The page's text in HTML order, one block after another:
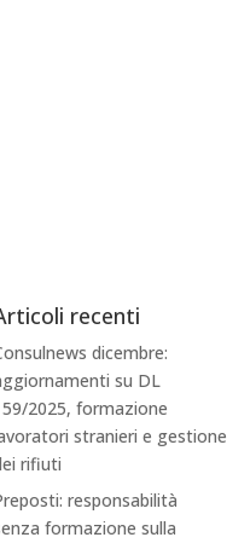
recenti
dicembre:
su DL
2025, formazione
stranieri e gestione
rifiuti
responsabilità
formazione sulla